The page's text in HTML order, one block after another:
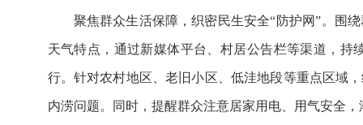
聚焦群众生活保障，织密民生安全“防护网”。围
天气特点，通过新媒体平台、村居公告栏等渠道，
行。针对农村地区、老旧小区、低洼地段等重点区域
内涝问题。同时，提醒群众注意居家用电、用气安全